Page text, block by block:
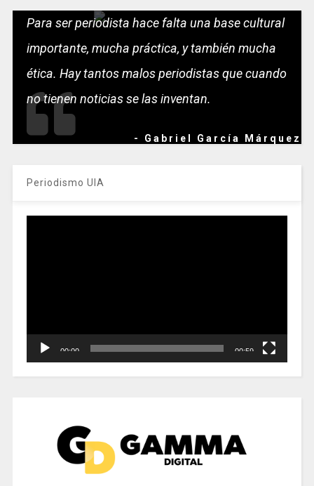
Para ser periodista hace falta una base cultural
importante, mucha práctica, y también mucha
ética. Hay tantos malos periodistas que cuando
no tienen noticias se las inventan.
- Gabriel García Márquez
Periodismo UIA
00:00 00:59